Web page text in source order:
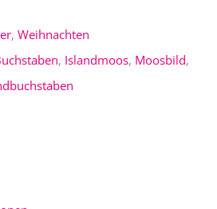
, Weihnachten
, Islandmoos, Moosbild,